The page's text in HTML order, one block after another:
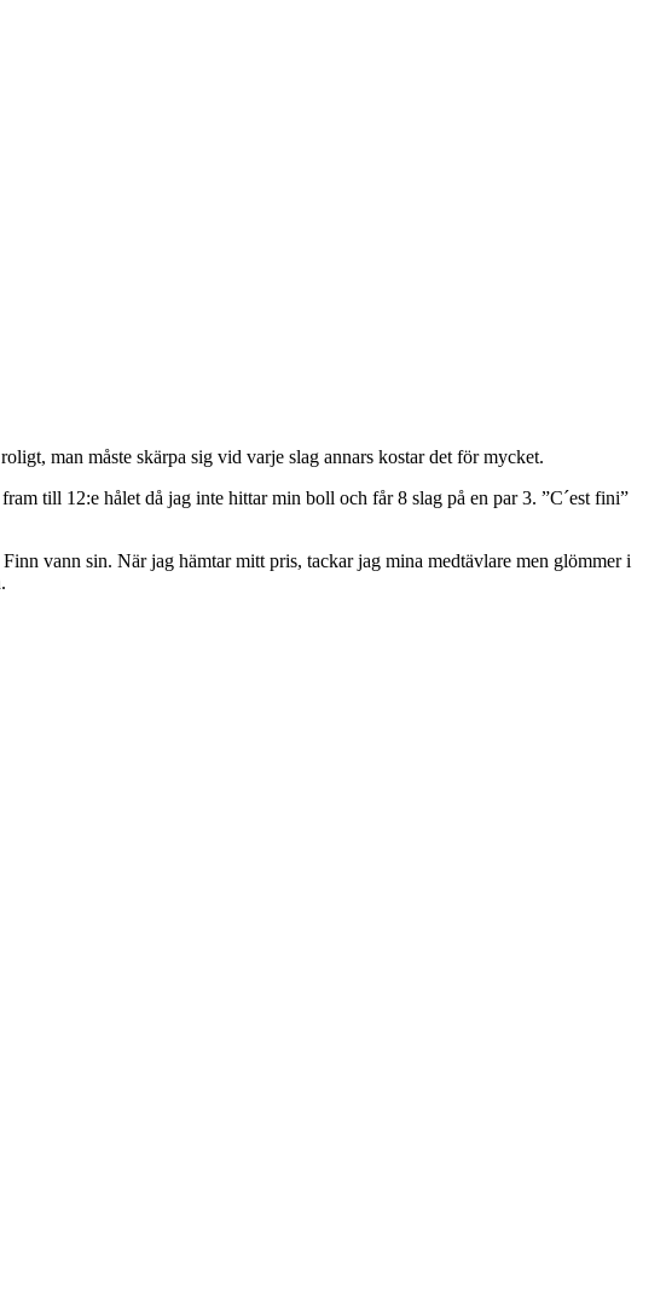
man måste skärpa sig vid varje slag annars kostar det för mycket.
till 12:e hålet då jag inte hittar min boll och får 8 slag på en par 3. ”C´est fini”
vann sin. När jag hämtar mitt pris, tackar jag mina medtävlare men glömmer i